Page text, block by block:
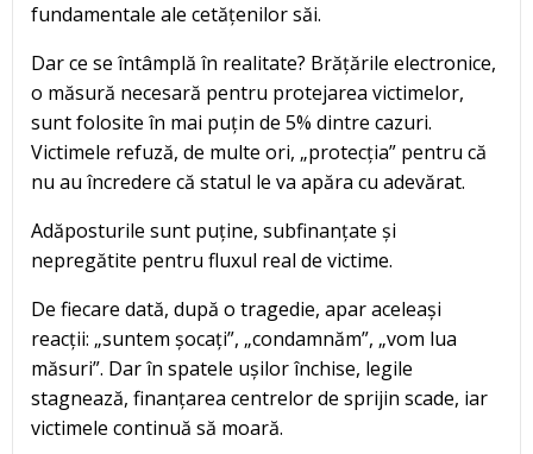
fundamentale ale cetățenilor săi.
Dar ce se întâmplă în realitate? Brățările electronice,
o măsură necesară pentru protejarea victimelor,
sunt folosite în mai puțin de 5% dintre cazuri.
Victimele refuză, de multe ori, „protecția” pentru că
nu au încredere că statul le va apăra cu adevărat.
Adăposturile sunt puține, subfinanțate și
nepregătite pentru fluxul real de victime.
De fiecare dată, după o tragedie, apar aceleași
reacții: „suntem șocați”, „condamnăm”, „vom lua
măsuri”. Dar în spatele ușilor închise, legile
stagnează, finanțarea centrelor de sprijin scade, iar
victimele continuă să moară.